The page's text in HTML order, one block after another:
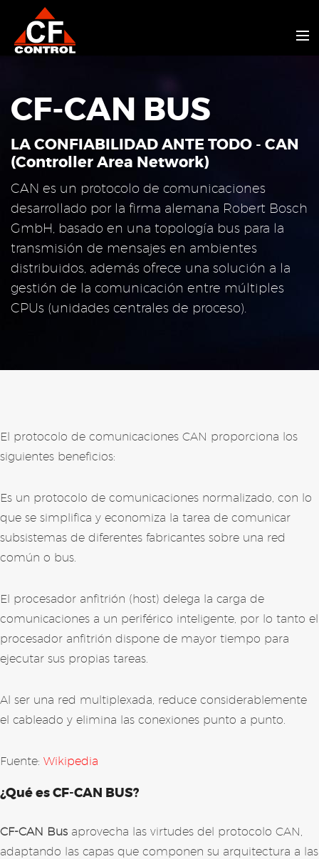
CONTACTO
CF-CAN BUS
LA CONFIABILIDAD ANTE TODO - CAN
(Controller Area Network)
CAN es un protocolo de comunicaciones
desarrollado por la firma alemana Robert Bosch
GmbH, basado en una topología bus para la
transmisión de mensajes en ambientes
distribuidos, además ofrece una solución a la
gestión de la comunicación entre múltiples
CPUs (unidades centrales de proceso).
El protocolo de comunicaciones CAN proporciona los
siguientes beneficios:
Es un protocolo de comunicaciones normalizado, con lo
que se simplifica y economiza la tarea de comunicar
subsistemas de diferentes fabricantes sobre una red
común o bus.
El procesador anfitrión (host) delega la carga de
comunicaciones a un periférico inteligente, por lo tanto el
procesador anfitrión dispone de mayor tiempo para
ejecutar sus propias tareas.
Al ser una red multiplexada, reduce considerablemente
el cableado y elimina las conexiones punto a punto.
Fuente: Wikipedia
¿Qué es CF-CAN BUS?
CF-CAN Bus aprovecha las virtudes del protocolo CAN,
adaptando las capas que componen su arquitectura a las